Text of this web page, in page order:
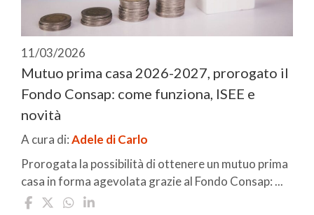
11/03/2026
Mutuo prima casa 2026-2027, prorogato il
Fondo Consap: come funziona, ISEE e
novità
A cura di:Adele di Carlo
Prorogata la possibilità di ottenere un mutuo prima
casa in forma agevolata grazie al Fondo Consap: ...